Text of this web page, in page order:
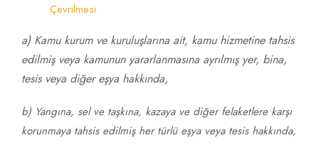
Çevrilmesi
a) Kamu kurum ve kuruluşlarına ait, kamu hizmetine tahsis
edilmiş veya kamunun yararlanmasına ayrılmış yer, bina,
tesis veya diğer eşya hakkında,
b) Yangına, sel ve taşkına, kazaya ve diğer felaketlere karşı
korunmaya tahsis edilmiş her türlü eşya veya tesis hakkında,